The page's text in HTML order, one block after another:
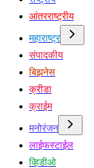
आंतरराष्ट्रीय
महाराष्ट्र
संपादकीय
बिझनेस
क्रीडा
क्राईम
मनोरंजन
लाईफस्टाईल
व्हिडीओ